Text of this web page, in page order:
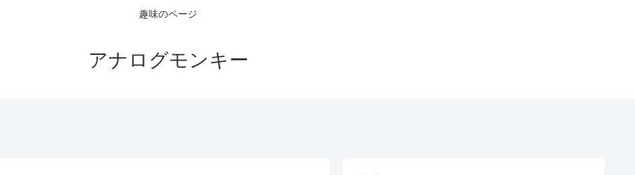
趣味のページ
アナログモンキー